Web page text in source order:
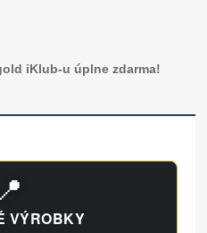
iKlub-u úplne zdarma!
VÝROBKY